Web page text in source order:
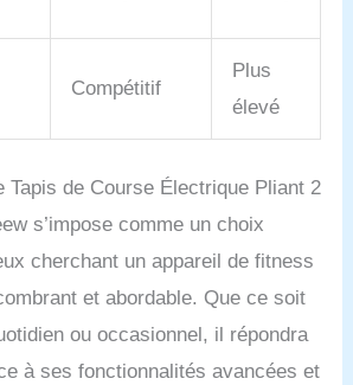
Compétitif
Plus
élevé
Tapis de Course Électrique Pliant 2
s’impose comme un choix
cherchant un appareil de fitness
et abordable. Que ce soit
ou occasionnel, il répondra
à ses fonctionnalités avancées et